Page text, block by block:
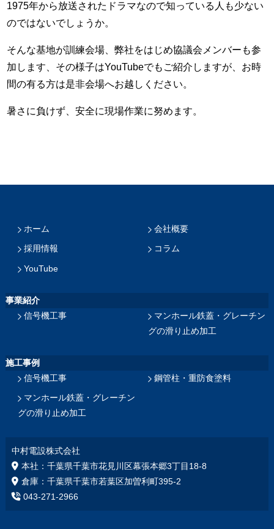
1975年から放送されたドラマなので知っている人も少ない
のではないでしょうか。
そんな基地が訓練会場、弊社をはじめ協議会メンバーも参
加します、その様子はYouTubeでもご紹介しますが、お時
間の有る方は是非会場へお越しください。
暑さに負けず、安全に現場作業に努めます。
ホーム 会社概要
採用情報 コラム
YouTube
事業紹介
信号機工事
マンホール鉄蓋・グレーチン
グの滑り止め加工
施工事例
信号機工事
鋼管柱・重防食塗料
マンホール鉄蓋・グレーチン
グの滑り止め加工
中村電設株式会社
本社：千葉県千葉市花見川区幕張本郷3丁目18‐8
倉庫：千葉県千葉市若葉区加曽利町395-2
043-271-2966